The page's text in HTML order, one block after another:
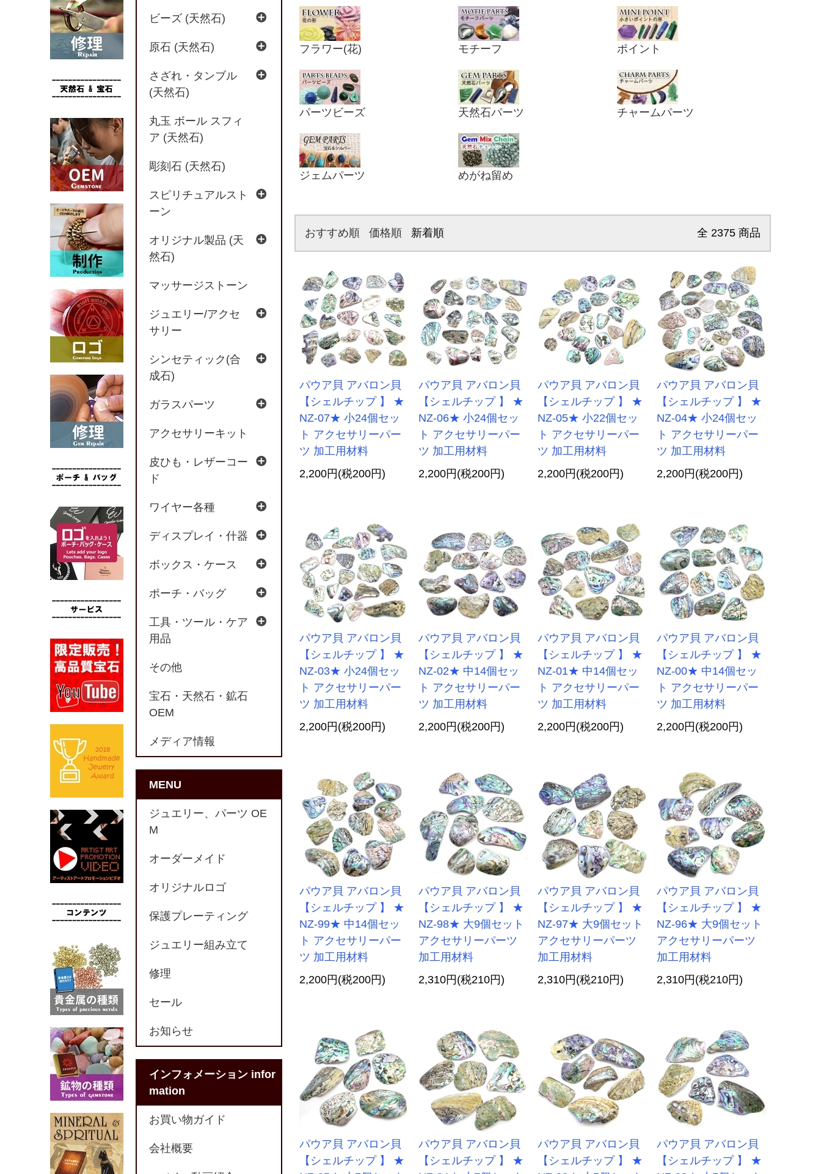
フラワー(花) モチーフ ポイント
パーツビーズ 天然石パーツ チャームパーツ
ジェムパーツ めがね留め
おすすめ順 価格順 新着順 全 2375 商品
パウア貝 アバロン貝
【シェルチップ 】 ★
NZ-07★ 小24個セッ
ト アクセサリーパー
ツ 加工用材料
2,200円(税200円)
パウア貝 アバロン貝
【シェルチップ 】 ★
NZ-06★ 小24個セッ
ト アクセサリーパー
ツ 加工用材料
2,200円(税200円)
パウア貝 アバロン貝
【シェルチップ 】 ★
NZ-05★ 小22個セッ
ト アクセサリーパー
ツ 加工用材料
2,200円(税200円)
パウア貝 アバロン貝
【シェルチップ 】 ★
NZ-04★ 小24個セッ
ト アクセサリーパー
ツ 加工用材料
2,200円(税200円)
パウア貝 アバロン貝
【シェルチップ 】 ★
NZ-03★ 小24個セッ
ト アクセサリーパー
ツ 加工用材料
2,200円(税200円)
パウア貝 アバロン貝
【シェルチップ 】 ★
NZ-02★ 中14個セッ
ト アクセサリーパー
ツ 加工用材料
2,200円(税200円)
パウア貝 アバロン貝
【シェルチップ 】 ★
NZ-01★ 中14個セッ
ト アクセサリーパー
ツ 加工用材料
2,200円(税200円)
パウア貝 アバロン貝
【シェルチップ 】 ★
NZ-00★ 中14個セッ
ト アクセサリーパー
ツ 加工用材料
2,200円(税200円)
パウア貝 アバロン貝
【シェルチップ 】 ★
NZ-99★ 中14個セッ
ト アクセサリーパー
ツ 加工用材料
2,200円(税200円)
パウア貝 アバロン貝
【シェルチップ 】 ★
NZ-98★ 大9個セット
アクセサリーパーツ
加工用材料
2,310円(税210円)
パウア貝 アバロン貝
【シェルチップ 】 ★
NZ-97★ 大9個セット
アクセサリーパーツ
加工用材料
2,310円(税210円)
パウア貝 アバロン貝
【シェルチップ 】 ★
NZ-96★ 大9個セット
アクセサリーパーツ
加工用材料
2,310円(税210円)
パウア貝 アバロン貝
【シェルチップ 】 ★
パウア貝 アバロン貝
【シェルチップ 】 ★
パウア貝 アバロン貝
【シェルチップ 】 ★
パウア貝 アバロン貝
【シェルチップ 】 ★
ビーズ (天然石)
原石 (天然石)
さざれ・タンブル
(天然石)
丸玉 ボール スフィ
ア (天然石)
彫刻石 (天然石)
スピリチュアルスト
ーン
オリジナル製品 (天
然石)
マッサージストーン
ジュエリー/アクセ
サリー
シンセティック(合
成石)
ガラスパーツ
アクセサリーキット
皮ひも・レザーコー
ド
ワイヤー各種
ディスプレイ・什器
ボックス・ケース
ポーチ・バッグ
工具・ツール・ケア
用品
その他
宝石・天然石・鉱石
OEM
メディア情報
MENU
ジュエリー、パーツ OE
M
オーダーメイド
オリジナルロゴ
保護プレーティング
ジュエリー組み立て
修理
セール
お知らせ
インフォメーション infor
mation
お買い物ガイド
会社概要